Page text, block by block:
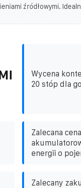
źródłowymi.
Wycena
20 stóp dla
Zalecana
energii o
Zalecany